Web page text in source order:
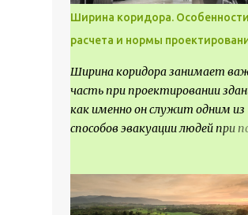
стационарные Назначение
выставочных павильонов - показ
экспозиции, с целью
пропаганды, рекламы, внедрения
технологий, обмен опытом,
привлечения внимания и т.д.
Ширина коридора. Особенности
расчета и нормы
Ширина коридора занимает
часть при проектировании
как именно он служит одним из
способов эвакуации людей при
выполнять правильный расчет.
особенности рассмотрим в